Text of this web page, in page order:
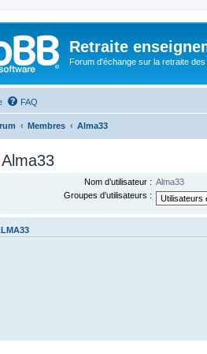
Retraite
Forum d'échange sur la retraite
FAQ
Membres Alma33
Nom d’utilisateur : Alma33
Groupes d’utilisateurs :